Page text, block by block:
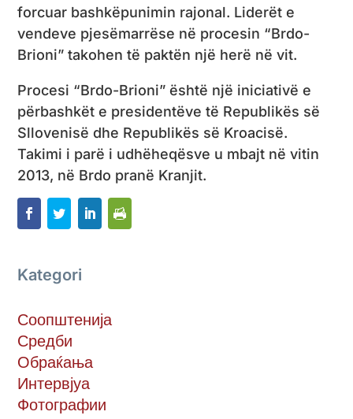
forcuar bashkëpunimin rajonal. Liderët e
vendeve pjesëmarrëse në procesin “Brdo-
Brioni” takohen të paktën një herë në vit.
Procesi “Brdo-Brioni” është një iniciativë e
përbashkët e presidentëve të Republikës së
Sllovenisë dhe Republikës së Kroacisë.
Takimi i parë i udhëheqësve u mbajt në vitin
2013, në Brdo pranë Kranjit.
Kategori
Соопштенија
Средби
Обраќања
Интервјуа
Фотографии